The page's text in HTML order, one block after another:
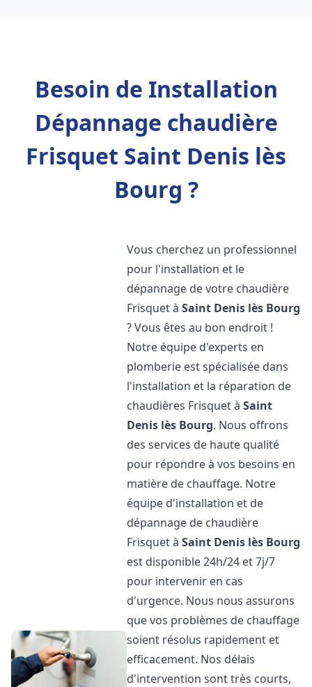
Besoin de Installation
Dépannage chaudière
Frisquet Saint Denis lès
Bourg ?
Vous cherchez un professionnel
pour l'installation et le
dépannage de votre chaudière
Frisquet àSaint Denis lès Bourg
? Vous êtes au bon endroit !
Notre équipe d'experts en
plomberie est spécialisée dans
l'installation et la réparation de
chaudières Frisquet àSaint
Denis lès Bourg. Nous offrons
des services de haute qualité
pour répondre à vos besoins en
matière de chauffage. Notre
équipe d'installation et de
dépannage de chaudière
Frisquet àSaint Denis lès Bourg
est disponible 24h/24 et 7j/7
pour intervenir en cas
d'urgence. Nous nous assurons
que vos problèmes de chauffage
soient résolus rapidement et
efficacement. Nos délais
d'intervention sont très courts,